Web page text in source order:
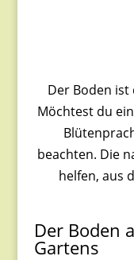
Der Boden ist
Möchtest du
beachten. Die
helfen, aus
Der Boden
Gartens